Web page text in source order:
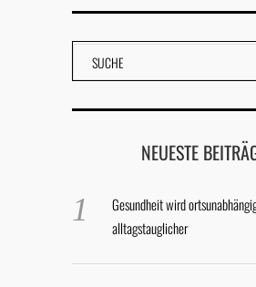
NEUESTE
Gesundheit wird
alltagstauglicher